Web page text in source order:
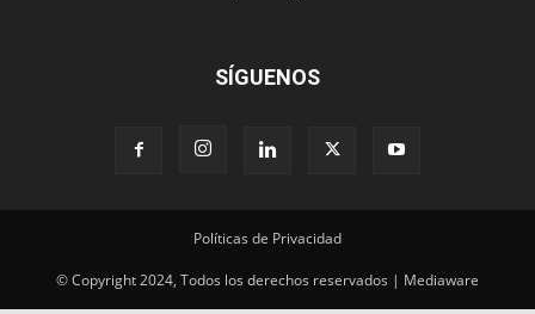
SÍGUENOS
Políticas de Privacidad
© Copyright 2024, Todos los derechos reservados | Mediaware